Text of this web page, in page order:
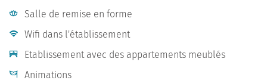
Salle de remise en forme
Wifi dans l'établissement
Etablissement avec des appartements meublés
Animations